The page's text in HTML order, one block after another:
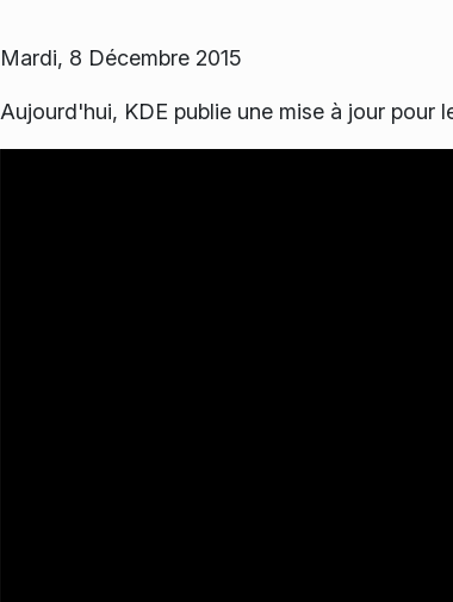
Mardi, 8 Décembre 2015
Aujourd'hui, KDE publie une mise à jour pour